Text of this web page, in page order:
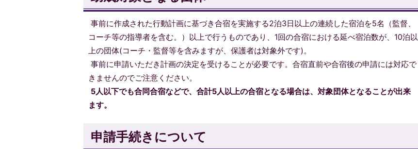
事前に作成された行動計画に基づき合宿を実施する2泊3日以上の連続した宿泊を5名（監督、
コーチ等の指導者を含む。）以上で行うものであり、1回の合宿における延べ宿泊数が、10泊以
上の団体(コーチ・監督等を含みますが、保護者は対象外です)。
事前に申請いただき計画の決定を受けることが必要です。合宿直前や合宿後の申請には対応で
きませんのでご注意ください。
5人以下でも合同合宿などで、合計5人以上の合宿となる場合は、対象団体となることが出来
ます。
申請手続きについて